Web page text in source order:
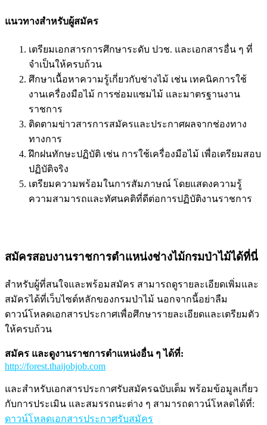
แนวทางสำหรับผู้สมัคร
เตรียมเอกสารการศึกษาระดับ ปวช. และเอกสารอื่น ๆ ที่
จำเป็นให้ครบถ้วน
ศึกษาเนื้อหาความรู้เกี่ยวกับช่างไม้ เช่น เทคนิคการใช้
งานเครื่องมือไม้ การซ่อมแซมไม้ และมาตรฐานงาน
ราชการ
ติดตามข่าวสารการสมัครและประกาศผลจากช่องทาง
ทางการ
ฝึกฝนทักษะปฏิบัติ เช่น การใช้เครื่องมือไม้ เพื่อเตรียมสอบ
ปฏิบัติจริง
เตรียมความพร้อมในการสัมภาษณ์ โดยแสดงความรู้
ความสามารถและทัศนคติที่ดีต่อการปฏิบัติงานราชการ
สมัครสอบงานราชการตำแหน่งช่างไม้กรมป่าไม้ได้ที่นี่
สำหรับผู้ที่สนใจและพร้อมสมัคร สามารถดูรายละเอียดเพิ่มและ
สมัครได้ที่เว็บไซต์หลักของกรมป่าไม้ นอกจากนี้อย่าลืม
ดาวน์โหลดเอกสารประกาศเพื่อศึกษารายละเอียดและเตรียมตัว
ให้ครบถ้วน
สมัคร และดูงานราชการตำแหน่งอื่น ๆ ได้ที่:
http://forest.thaijobjob.com
และสำหรับเอกสารประกาศรับสมัครฉบับเต็ม พร้อมข้อมูลเกี่ยว
กับการประเมิน และสมรรถนะต่าง ๆ สามารถดาวน์โหลดได้ที่:
ดาวน์โหลดเอกสารประกาศรับสมัคร